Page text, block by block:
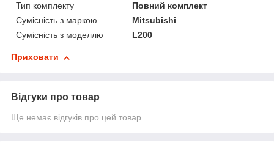
Тип комплекту
Повний комплект
Сумісність з маркою
Mitsubishi
Сумісність з моделлю
L200
Приховати
Відгуки про товар
Ще немає відгуків про цей товар